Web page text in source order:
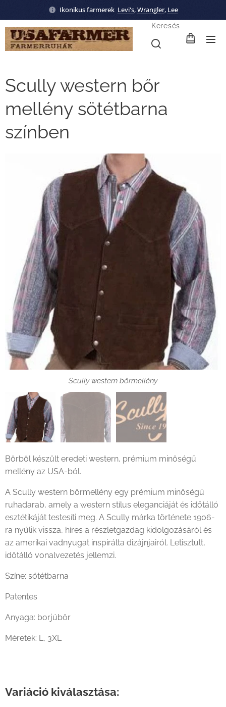
Ikonikus farmerek Levi's,Wrangler, Lee
Keresés
Scully western bőr
mellény sötétbarna
színben
Scully western bőrmellény
Scully western bőrmellény hatulnézetből
Bőrből készült eredeti western, prémium minőségű
mellény az USA-ból.
A Scully western bőrmellény egy prémium minőségű
ruhadarab, amely a western stílus eleganciáját és időtálló
esztétikáját testesíti meg. A Scully márka története 1906-
ra nyúlik vissza, híres a részletgazdag kidolgozásáról és
az amerikai vadnyugat inspirálta dizájnjairól. Letisztult,
időtálló vonalvezetés jellemzi.
Színe: sötétbarna
Patentes
Anyaga: borjúbőr
Méretek: L, 3XL
Variáció kiválasztása: